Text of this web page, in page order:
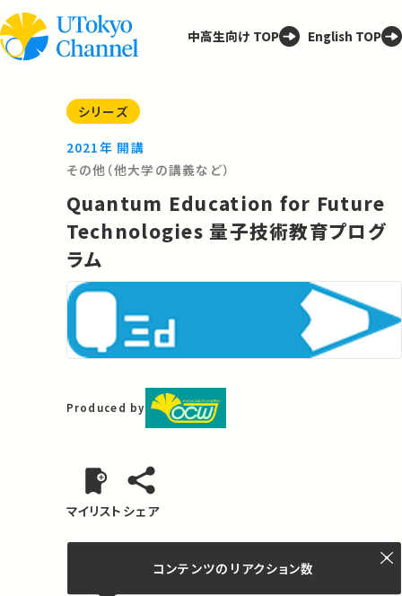
中高生向け TOP English TOP
シリーズ
2021年 開講
その他（他大学の講義など）
Quantum Education for Future
Technologies 量子技術教育プログ
ラム
Produced by
マイリスト シェア
コンテンツの リアクション数